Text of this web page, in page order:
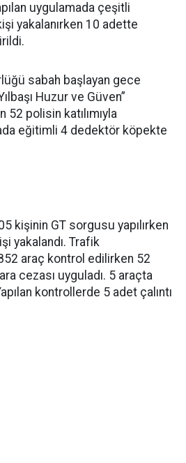
uygulamada çeşitli
yakalanırken 10 adette
sabah başlayan gece
Huzur ve Güven”
52 polisin katılımıyla
eğitimli 4 dedektör köpekte
kişinin GT sorgusu yapılırken
yakalandı. Trafik
araç kontrol edilirken 52
cezası uyguladı. 5 araçta
kontrollerde 5 adet çalıntı